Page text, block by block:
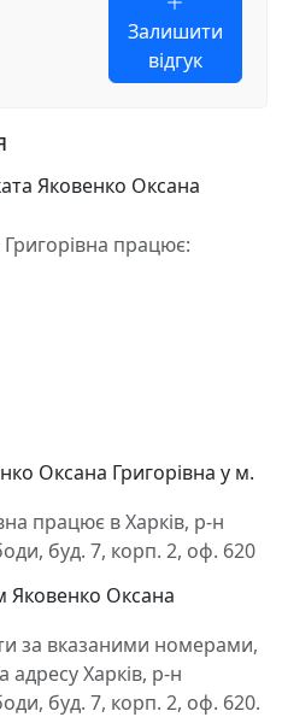
Залишити
відгук
Яковенко Оксана
працює:
Оксана Григорівна у м.
працює в Харків, р-н
буд. 7, корп. 2, оф. 620
Яковенко Оксана
за вказаними номерами,
адресу Харків, р-н
буд. 7, корп. 2, оф. 620.